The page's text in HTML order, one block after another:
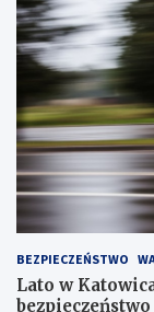
w
!
BEZPIECZEŃSTWO
Lato w